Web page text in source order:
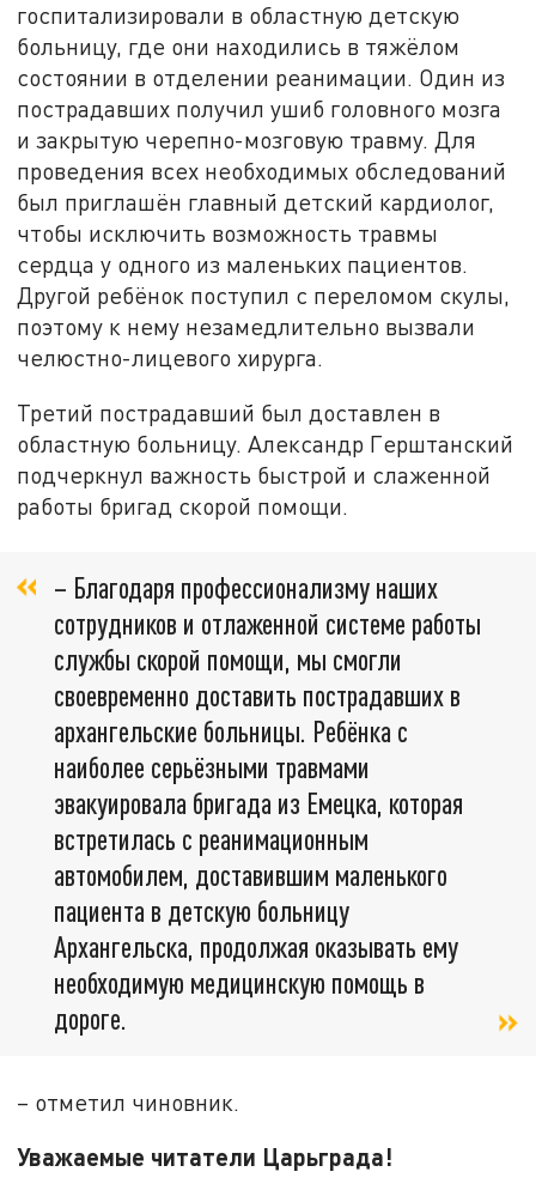
госпитализировали в областную детскую
больницу, где они находились в тяжёлом
состоянии в отделении реанимации. Один из
пострадавших получил ушиб головного мозга
и закрытую черепно-мозговую травму. Для
проведения всех необходимых обследований
был приглашён главный детский кардиолог,
чтобы исключить возможность травмы
сердца у одного из маленьких пациентов.
Другой ребёнок поступил с переломом скулы,
поэтому к нему незамедлительно вызвали
челюстно-лицевого хирурга.
Третий пострадавший был доставлен в
областную больницу. Александр Герштанский
подчеркнул важность быстрой и слаженной
работы бригад скорой помощи.
– Благодаря профессионализму наших
сотрудников и отлаженной системе работы
службы скорой помощи, мы смогли
своевременно доставить пострадавших в
архангельские больницы. Ребёнка с
наиболее серьёзными травмами
эвакуировала бригада из Емецка, которая
встретилась с реанимационным
автомобилем, доставившим маленького
пациента в детскую больницу
Архангельска, продолжая оказывать ему
необходимую медицинскую помощь в
дороге.
– отметил чиновник.
Уважаемые читатели Царьграда!